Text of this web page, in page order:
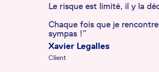
Le risque est limité, il y la
Chaque fois que je
sympas !”
Xavier Legalles
Client